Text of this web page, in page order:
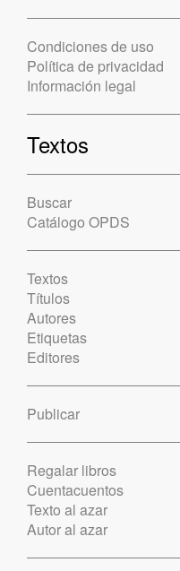
Condiciones de uso
Política de privacidad
Información legal
Textos
Buscar
Catálogo OPDS
Textos
Títulos
Autores
Etiquetas
Editores
Publicar
Regalar libros
Cuentacuentos
Texto al azar
Autor al azar